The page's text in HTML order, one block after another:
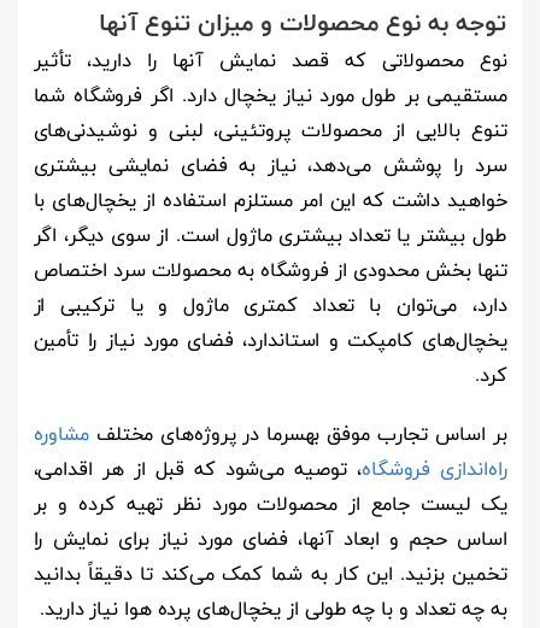
توجه به نوع محصولات و میزان تنوع آنها
نوع محصولاتی که قصد نمایش آنها را دارید، تأثیر
مستقیمی بر طول مورد نیاز یخچال دارد. اگر فروشگاه شما
تنوع بالایی از محصولات پروتئینی، لبنی و نوشیدنی‌های
سرد را پوشش می‌دهد، نیاز به فضای نمایشی بیشتری
خواهید داشت که این امر مستلزم استفاده از یخچال‌های با
طول بیشتر یا تعداد بیشتری ماژول است. از سوی دیگر، اگر
تنها بخش محدودی از فروشگاه به محصولات سرد اختصاص
دارد، می‌توان با تعداد کمتری ماژول و یا ترکیبی از
یخچال‌های کامپکت و استاندارد، فضای مورد نیاز را تأمین
کرد.
بر اساس تجارب موفق بهسرما در پروژه‌های مختلفمشاوره
راه‌اندازی فروشگاه، توصیه می‌شود که قبل از هر اقدامی،
یک لیست جامع از محصولات مورد نظر تهیه کرده و بر
اساس حجم و ابعاد آنها، فضای مورد نیاز برای نمایش را
تخمین بزنید. این کار به شما کمک می‌کند تا دقیقاً بدانید
به چه تعداد و با چه طولی از یخچال‌های پرده هوا نیاز دارید.